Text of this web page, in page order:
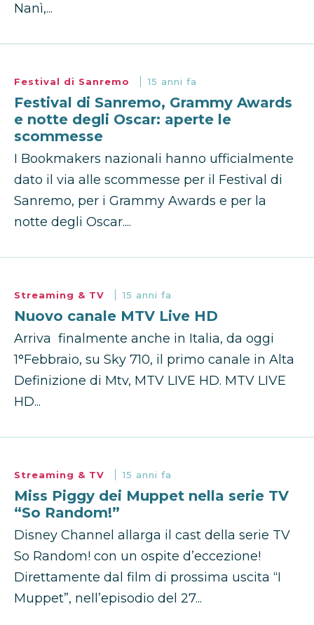
Nanì,...
Festival di Sanremo 15 anni fa
Festival di Sanremo, Grammy Awards
e notte degli Oscar: aperte le
scommesse
I Bookmakers nazionali hanno ufficialmente
dato il via alle scommesse per il Festival di
Sanremo, per i Grammy Awards e per la
notte degli Oscar....
Streaming & TV 15 anni fa
Nuovo canale MTV Live HD
Arriva finalmente anche in Italia, da oggi
1°Febbraio, su Sky 710, il primo canale in Alta
Definizione di Mtv, MTV LIVE HD. MTV LIVE
HD...
Streaming & TV 15 anni fa
Miss Piggy dei Muppet nella serie TV
“So Random!”
Disney Channel allarga il cast della serie TV
So Random! con un ospite d’eccezione!
Direttamente dal film di prossima uscita “I
Muppet”, nell’episodio del 27...